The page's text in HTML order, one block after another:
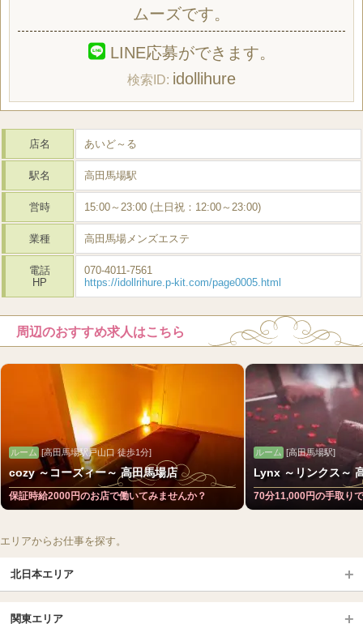
ムーズです。
LINE応募ができます。
idollihure
店名 あいど～る
駅名 高田馬場駅
営時 15:00～23:00 (土日祝：12:00～23:00)
業種 高田馬場メンズエステ
電話
HP
070-4011-7561
https://idollrihure.p-kit.com/page0005.html
周辺のおすすめ求人はこちら
ルーム [高田馬場駅戸山口 徒歩1分]
cozy ～コーズィー～ 高田馬場店
保証時給2000円のお店で働いてみませんか？
ルーム [高田馬場駅]
Lynx ～リンクス～
70分11,000円の手取り
エリアからお仕事を探す。
北日本エリア
関東エリア